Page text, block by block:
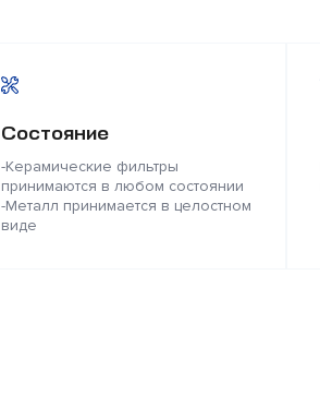
Состояние
-Керамические фильтры
принимаются в любом состоянии
-Металл принимается в целостном
виде